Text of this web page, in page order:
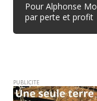
Pour Alphonse
par perte et profit
PUBLICITE